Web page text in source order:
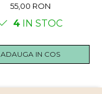
55,00 RON
4 IN STOC
ADAUGA IN COS